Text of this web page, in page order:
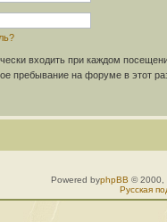
входить при каждом
пребывание на форуме в этот
Powered byphpBB © 2000,
Русская